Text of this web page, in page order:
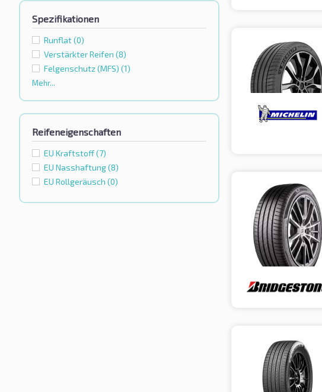
Spezifikationen
Runflat(0)
Verstärkter Reifen (8)
Felgenschutz (MFS) (1)
Mehr...
Reifeneigenschaften
EU Kraftstoff(7)
EU Nasshaftung(8)
EU Rollgeräusch (0)